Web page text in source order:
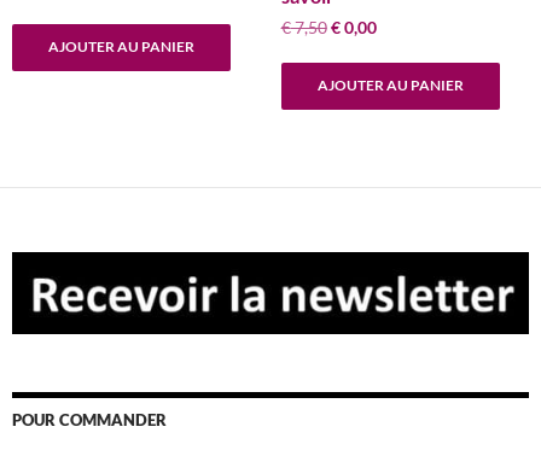
AJOUTER AU PANIER
€7,50 Le
€0,00Le
AJOUTER AU PANIER
POUR COMMANDER